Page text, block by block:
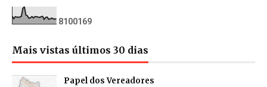
81 001 69
Mais vistas últimos 30 dias
Papel dos Vereadores